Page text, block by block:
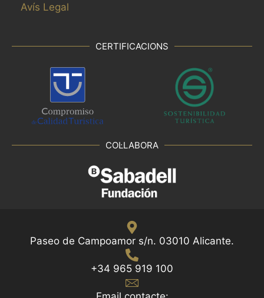
Avís Legal
CERTIFICACIONS
COL·LABORA
Paseo de Campoamor s/n. 03010 Alicante.
+34 965 919 100